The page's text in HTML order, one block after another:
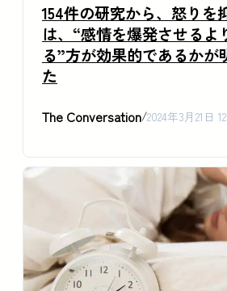
154件の研究から、怒りを
は、“感情を爆発させるよ
る”方が効果的であるかが
た
The Conversation/2024年3月21日